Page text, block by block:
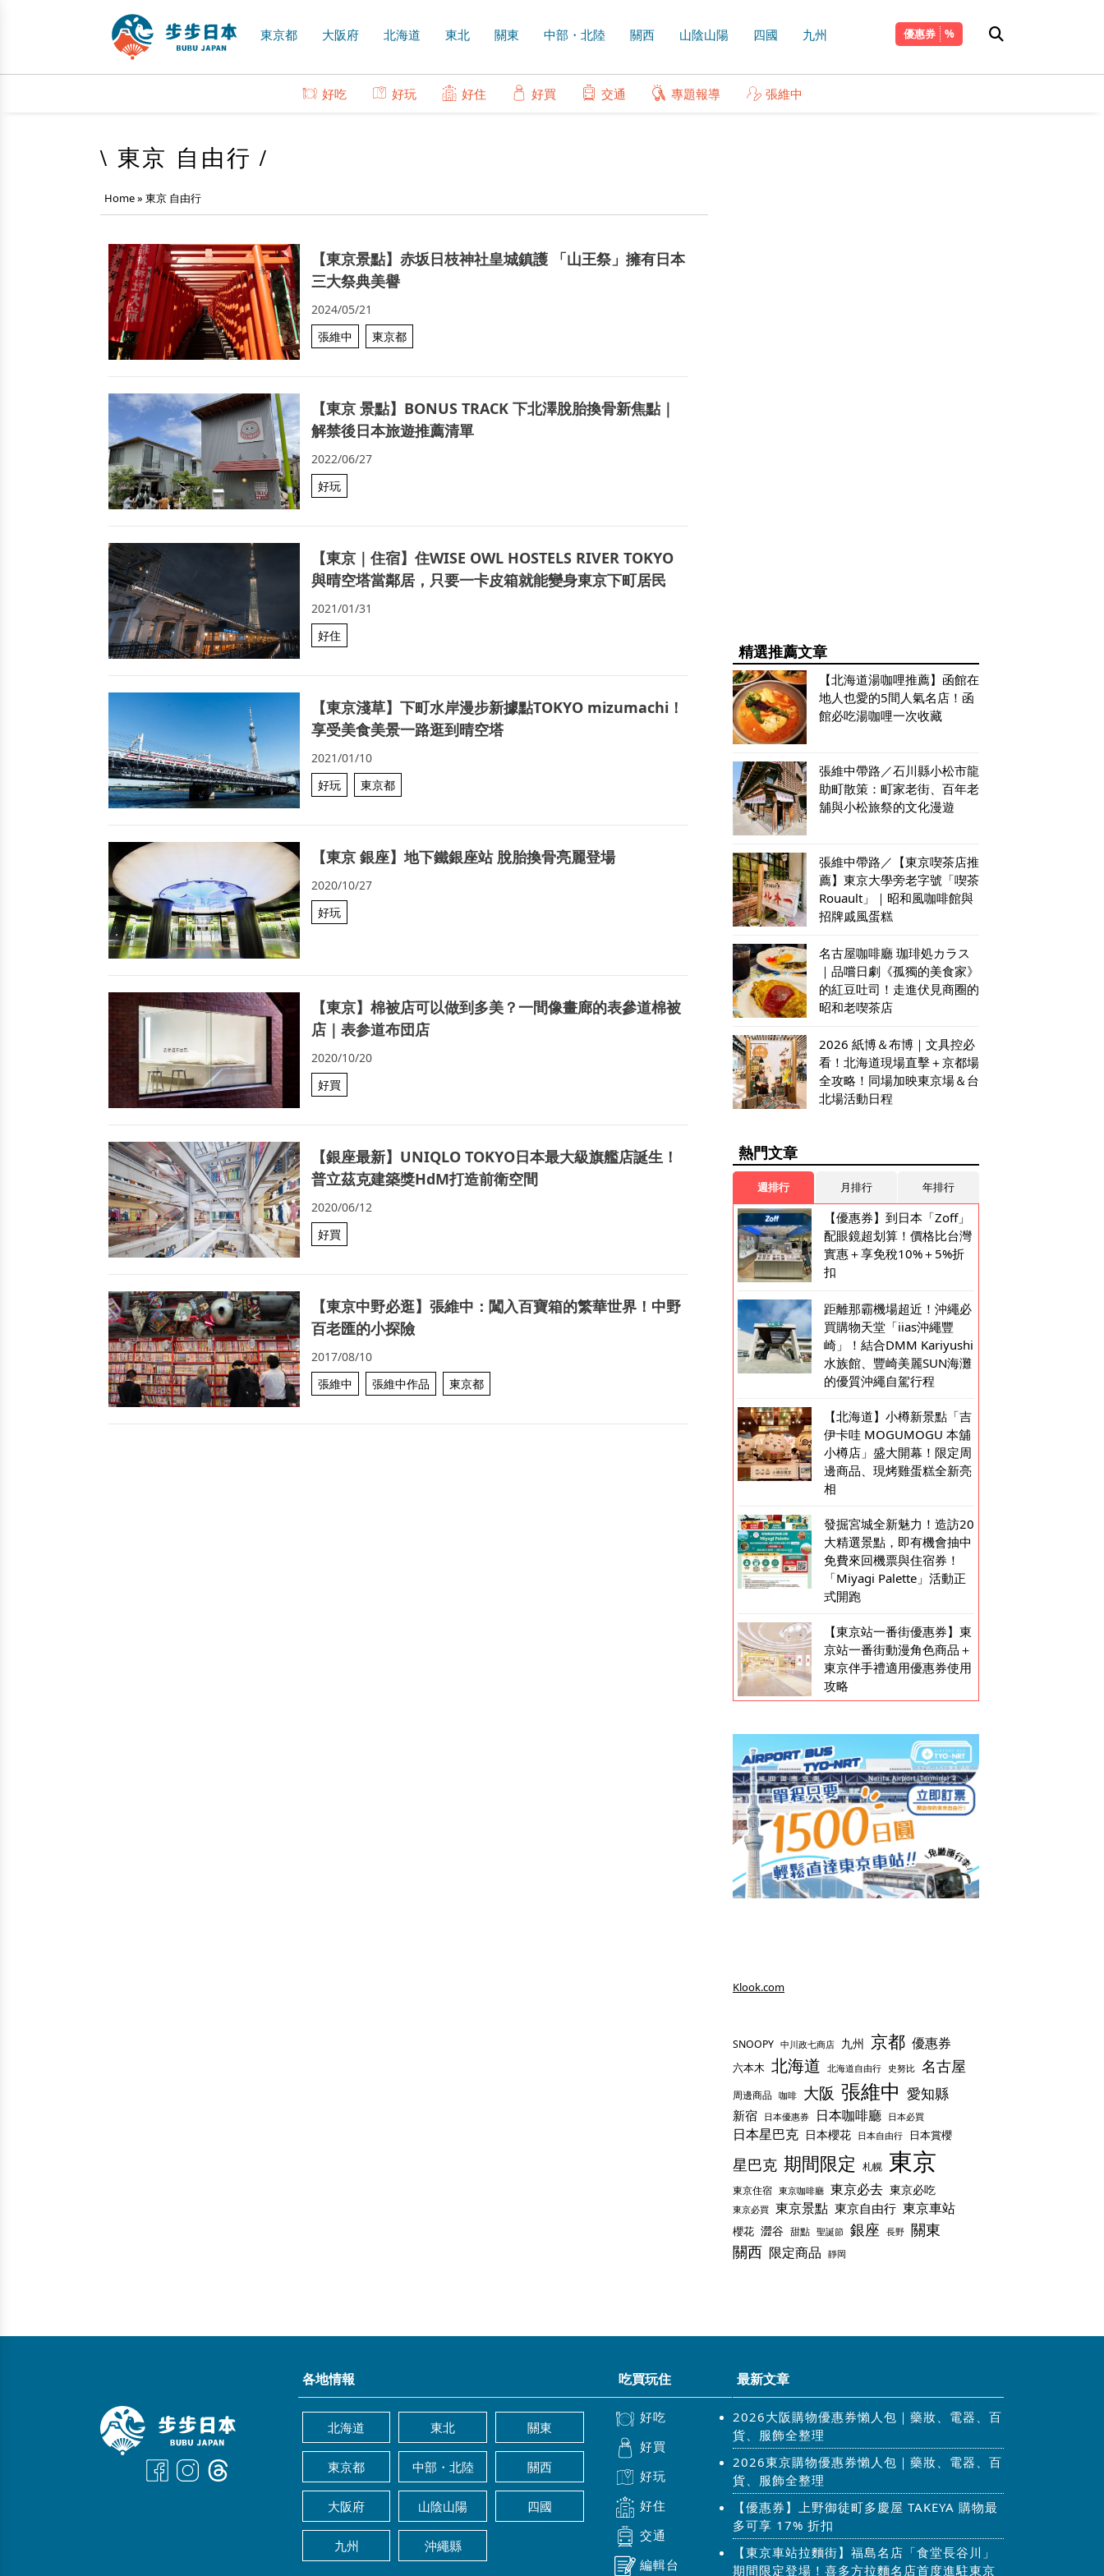
東京都 大阪府 北海道 東北 關東 中部・北陸 關西 山陰山陽 四國 九州 優惠券
好吃 好玩 好住 好買 交通 專題報導 張維中
\ 東京 自由行 /
Home» 東京 自由行
【東京景點】赤坂日枝神社皇城鎮護 「山王祭」擁有日本
三大祭典美譽
2024/05/21
張維中
東京都
【東京 景點】BONUS TRACK 下北澤脫胎換骨新焦點｜
解禁後日本旅遊推薦清單
2022/06/27
好玩
【東京｜住宿】住WISE OWL HOSTELS RIVER TOKYO
與晴空塔當鄰居，只要一卡皮箱就能變身東京下町居民
2021/01/31
好住
【東京淺草】下町水岸漫步新據點TOKYO mizumachi！
享受美食美景一路逛到晴空塔
2021/01/10
好玩
東京都
【東京 銀座】地下鐵銀座站 脫胎換骨亮麗登場
2020/10/27
好玩
【東京】棉被店可以做到多美？一間像畫廊的表參道棉被
店｜表参道布団店
2020/10/20
好買
【銀座最新】UNIQLO TOKYO日本最大級旗艦店誕生！
普立茲克建築獎HdM打造前衛空間
2020/06/12
好買
【東京中野必逛】張維中：闖入百寶箱的繁華世界！中野
百老匯的小探險
2017/08/10
張維中
張維中作品 東京都
精選推薦文章
【北海道湯咖哩推薦】函館在
地人也愛的5間人氣名店！函
館必吃湯咖哩一次收藏
張維中帶路／石川縣小松市龍
助町散策：町家老街、百年老
舖與小松旅祭的文化漫遊
張維中帶路／【東京喫茶店推
薦】東京大學旁老字號「喫茶
Rouault」｜昭和風咖啡館與
招牌戚風蛋糕
名古屋咖啡廳 珈琲処カラス
｜品嚐日劇《孤獨的美食家》
的紅豆吐司！走進伏見商圈的
昭和老喫茶店
2026 紙博＆布博｜文具控必
看！北海道現場直擊＋京都場
全攻略！同場加映東京場＆台
北場活動日程
熱門文章
週排行 月排行 年排行
【優惠券】到日本「Zoff」
配眼鏡超划算！價格比台灣
實惠＋享免稅10%＋5%折
扣
距離那霸機場超近！沖繩必
買購物天堂「iias沖繩豐
崎」！結合DMM Kariyushi
水族館、豐崎美麗SUN海灘
的優質沖繩自駕行程
【北海道】小樽新景點「吉
伊卡哇 MOGUMOGU 本舖
小樽店」盛大開幕！限定周
邊商品、現烤雞蛋糕全新亮
相
發掘宮城全新魅力！造訪20
大精選景點，即有機會抽中
免費來回機票與住宿券！
「Miyagi Palette」活動正
式開跑
【東京站一番街優惠券】東
京站一番街動漫角色商品＋
東京伴手禮適用優惠券使用
攻略
Klook.com
SNOOPY 中川政七商店 九州 京都 優惠券
六本木 北海道 北海道自由行 史努比 名古屋
周邊商品 咖啡 大阪 張維中 愛知縣
新宿 日本優惠券 日本咖啡廳 日本必買
日本星巴克 日本櫻花 日本自由行 日本賞櫻
星巴克 期間限定 札幌 東京
東京住宿 東京咖啡廳 東京必去 東京必吃
東京必買 東京景點 東京自由行 東京車站
櫻花 澀谷 甜點 聖誕節 銀座 長野 關東
關西 限定商品 靜岡
各地情報
北海道 東北 關東
東京都 中部・北陸 關西
大阪府 山陰山陽 四國
九州 沖繩縣
吃買玩住
好吃
好買
好玩
好住
交通
編輯台
最新文章
2026大阪購物優惠券懶人包｜藥妝、電器、百
貨、服飾全整理
2026東京購物優惠券懶人包｜藥妝、電器、百
貨、服飾全整理
【優惠券】上野御徒町多慶屋 TAKEYA 購物最
多可享 17% 折扣
【東京車站拉麵街】福島名店「食堂長谷川」
期間限定登場！喜多方拉麵名店首度進駐東京